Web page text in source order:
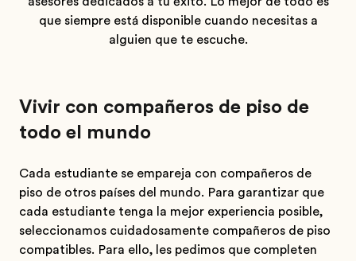
que siempre está disponible cuando necesitas a
alguien que te escuche.
Vivir con compañeros de piso de
todo el mundo
Cada estudiante se empareja con compañeros de
piso de otros países del mundo. Para garantizar que
cada estudiante tenga la mejor experiencia posible,
seleccionamos cuidadosamente compañeros de piso
compatibles. Para ello, les pedimos que completen